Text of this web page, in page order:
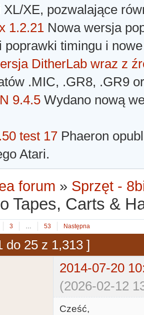
XL/XE, pozwalające
1.2.21 Nowa wersja
poprawki timingu i
DitherLab wraz z
.MIC, .GR8, .GR9
9.4.5 Wydano nową
test 17 Phaeron
Atari.
forum » Sprzęt -
Tapes, Carts &
3 … 53 Następna
do 25 z 1,313 ]
2014-07-20
(2026-02-12
Cześć,